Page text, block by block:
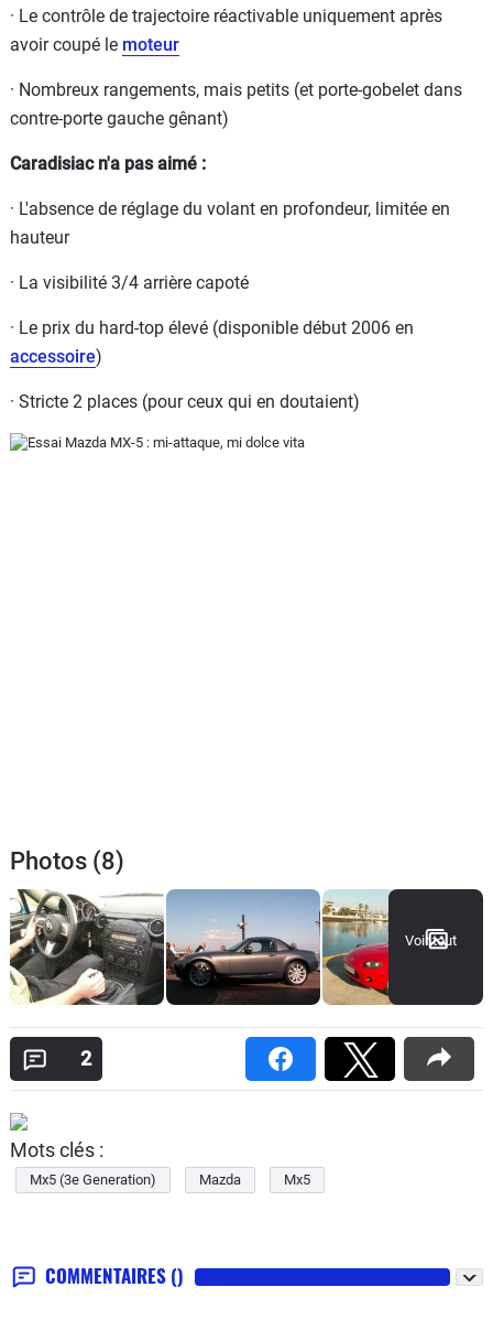
· Le contrôle de trajectoire réactivable uniquement après
avoir coupé le moteur
· Nombreux rangements, mais petits (et porte-gobelet dans
contre-porte gauche gênant)
Caradisiac n'a pas aimé :
· L'absence de réglage du volant en profondeur, limitée en
hauteur
· La visibilité 3/4 arrière capoté
· Le prix du hard-top élevé (disponible début 2006 en
accessoire)
· Stricte 2 places (pour ceux qui en doutaient)
Photos (8)
Voir tout
2
Mots clés :
Mx5 (3e Generation) Mazda Mx5
COMMENTAIRES ()